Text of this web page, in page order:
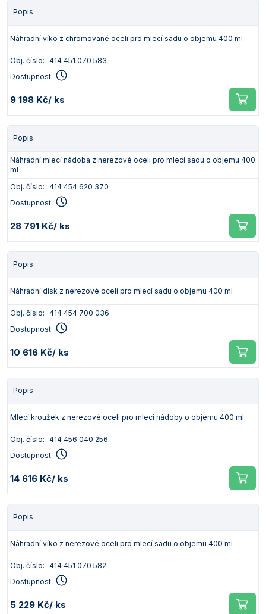
Popis
Náhradní víko z chromované oceli pro mlecí sadu o objemu 400 ml
Obj. číslo: 414 451 070 583
Dostupnost:
9 198 Kč/ ks
Popis
Náhradní mlecí nádoba z nerezové oceli pro mlecí sadu o objemu 400
ml
Obj. číslo: 414 454 620 370
Dostupnost:
28 791 Kč/ ks
Popis
Náhradní disk z nerezové oceli pro mlecí sadu o objemu 400 ml
Obj. číslo: 414 454 700 036
Dostupnost:
10 616 Kč/ ks
Popis
Mlecí kroužek z nerezové oceli pro mlecí nádoby o objemu 400 ml
Obj. číslo: 414 456 040 256
Dostupnost:
14 616 Kč/ ks
Popis
Náhradní víko z nerezové oceli pro mlecí sadu o objemu 400 ml
Obj. číslo: 414 451 070 582
Dostupnost:
5 229 Kč/ ks